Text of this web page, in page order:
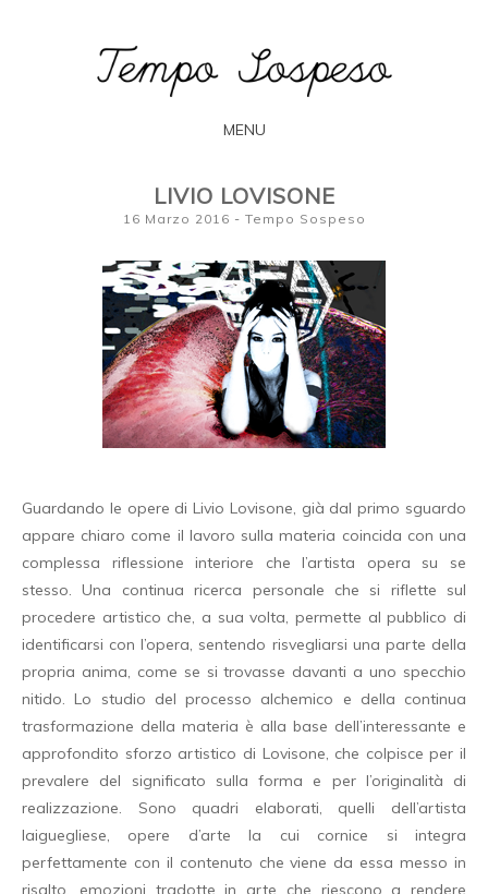
TEMPO
SOSPESO
L'arte secondo Francesca Bogliolo
MENU
LIVIO LOVISONE
16 Marzo 2016 - Tempo Sospeso
Guardando le opere di Livio Lovisone, già dal primo sguardo
appare chiaro come il lavoro sulla materia coincida con una
complessa riflessione interiore che l’artista opera su se
stesso. Una continua ricerca personale che si riflette sul
procedere artistico che, a sua volta, permette al pubblico di
identificarsi con l’opera, sentendo risvegliarsi una parte della
propria anima, come se si trovasse davanti a uno specchio
nitido. Lo studio del processo alchemico e della continua
trasformazione della materia è alla base dell’interessante e
approfondito sforzo artistico di Lovisone, che colpisce per il
prevalere del significato sulla forma e per l’originalità di
realizzazione. Sono quadri elaborati, quelli dell’artista
laiguegliese, opere d’arte la cui cornice si integra
perfettamente con il contenuto che viene da essa messo in
risalto, emozioni tradotte in arte che riescono a rendere